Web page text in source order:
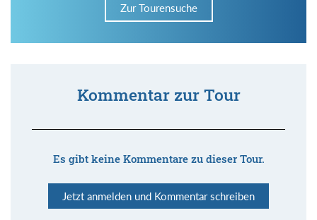
Zur Tourensuche
Kommentar zur Tour
Es gibt keine Kommentare zu dieser Tour.
Jetzt anmelden und Kommentar schreiben